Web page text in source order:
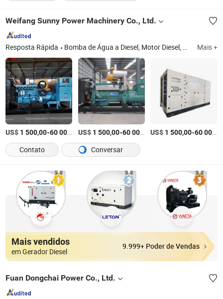
Weifang Sunny Power Machinery Co., Ltd.
Resposta Rápida Bomba de Água a Diesel, Motor Diesel, Gerador Diesel, Gerador Diesel de Emergência, Bomba de Irrigação, Gerador Diesel de Alta Resistência, Bomba de Água Autoescorvante, Gerador Diesel Silencioso, Bomba Submersível, Gerador Portátil Mais +
US$ 1 500,00-60 000,00 /Conjunto
US$ 1 500,00-60 000,00 /Conjunto
US$ 1 500,00-60 000,00
Contato Conversar
Mais vendidos
em Gerador Diesel
9.999+ Poder de Vendas
Fuan Dongchai Power Co., Ltd.